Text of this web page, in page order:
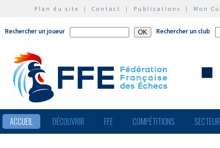
Plan du site | Contact | Publications | Mon
Rechercher un joueur Rechercher un club
ACCUEIL DÉCOUVRIR FFE COMPÉTITIONS